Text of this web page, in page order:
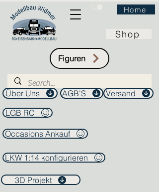
Home
Shop
Figuren
Über Uns AGB'S
Versand
LGB RC
Occasions Ankauf
LKW 1:14 konfigurieren
3D Projekt